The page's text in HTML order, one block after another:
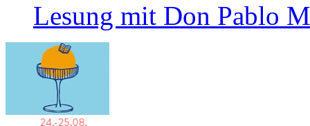
Lesung mit Don Pablo